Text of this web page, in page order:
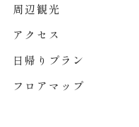
周辺観光
アクセス
日帰りプラン
フロアマップ